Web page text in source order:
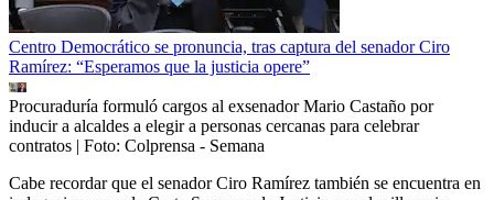
Centro Democrático se pronuncia, tras captura del senador Ciro
Ramírez: “Esperamos que la justicia opere”
Procuraduría formuló cargos al exsenador Mario Castaño por
inducir a alcaldes a elegir a personas cercanas para celebrar
contratos | Foto: Colprensa - Semana
Cabe recordar que el senador Ciro Ramírez también se encuentra en